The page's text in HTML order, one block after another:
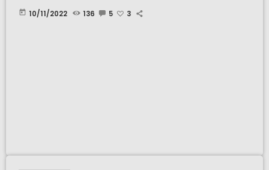
today 10/11/2022 136 5 3